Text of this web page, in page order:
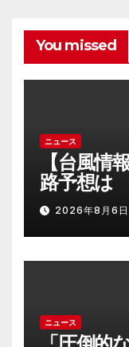
You missed
ニュース
【台風情
路予想は
に直撃す
が倒壊す
風が吹く
ンライン)
2026年8月6日
ニュース